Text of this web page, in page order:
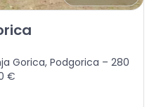
Gorica
Gorica, Podgorica – 280
€